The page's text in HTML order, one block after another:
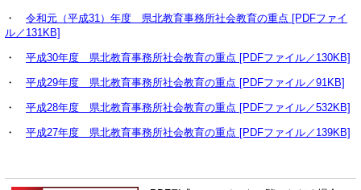
・ 令和元（平成31）年度 県北教育事務所社会教育の重点 [PDFファイ
ル／131KB]
・ 平成30年度 県北教育事務所社会教育の重点 [PDFファイル／130KB]
・ 平成29年度 県北教育事務所社会教育の重点 [PDFファイル／91KB]
・ 平成28年度 県北教育事務所社会教育の重点 [PDFファイル／532KB]
・ 平成27年度 県北教育事務所社会教育の重点 [PDFファイル／139KB]